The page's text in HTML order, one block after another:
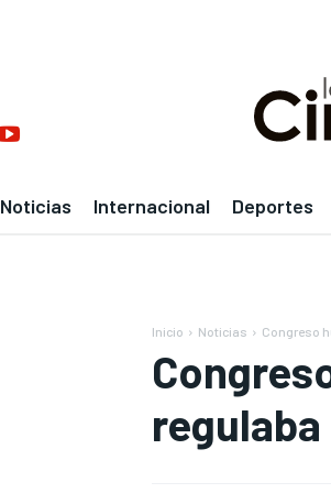
Noticias Internacional Deportes
Inicio Noticias Congreso